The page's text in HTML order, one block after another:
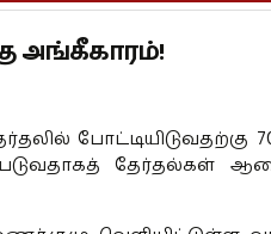
அங்கீகாரம்!
போட்டியிடுவதற்கு
தேர்தல்கள்